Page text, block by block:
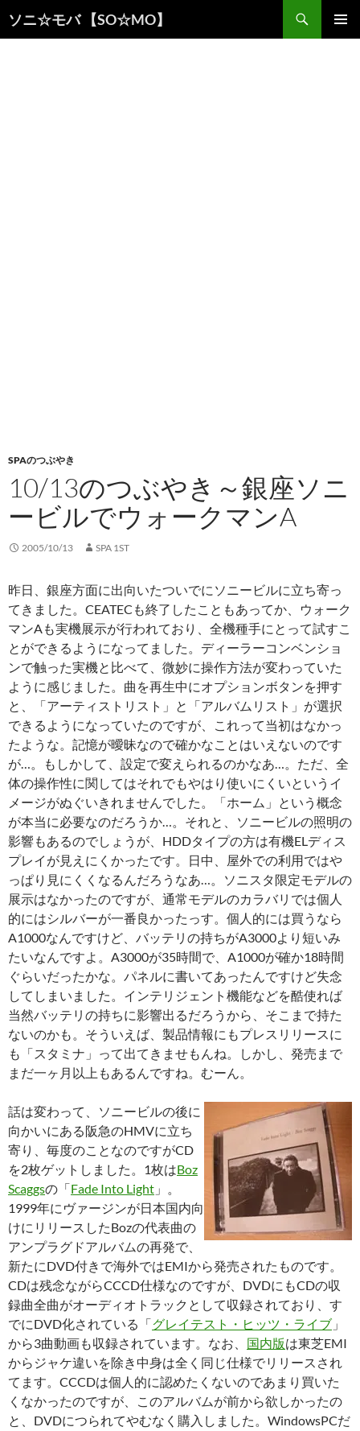
ソニ☆モバ 【SO☆MO】
索
SPAのつぶやき
10/13のつぶやき～銀座ソニ
ービルでウォークマンA
2005/10/13 SPA 1ST
昨日、銀座方面に出向いたついでにソニービルに立ち寄っ
てきました。CEATECも終了したこともあってか、ウォーク
マンAも実機展示が行われており、全機種手にとって試すこ
とができるようになってました。ディーラーコンベンショ
ンで触った実機と比べて、微妙に操作方法が変わっていた
ように感じました。曲を再生中にオプションボタンを押す
と、「アーティストリスト」と「アルバムリスト」が選択
できるようになっていたのですが、これって当初はなかっ
たような。記憶が曖昧なので確かなことはいえないのです
が…。もしかして、設定で変えられるのかなあ…。ただ、全
体の操作性に関してはそれでもやはり使いにくいというイ
メージがぬぐいきれませんでした。「ホーム」という概念
が本当に必要なのだろうか…。それと、ソニービルの照明の
影響もあるのでしょうが、HDDタイプの方は有機ELディス
プレイが見えにくかったです。日中、屋外での利用ではや
っぱり見にくくなるんだろうなあ…。ソニスタ限定モデルの
展示はなかったのですが、通常モデルのカラバリでは個人
的にはシルバーが一番良かったっす。個人的には買うなら
A1000なんですけど、バッテリの持ちがA3000より短いみ
たいなんですよ。A3000が35時間で、A1000が確か18時間
ぐらいだったかな。パネルに書いてあったんですけど失念
してしまいました。インテリジェント機能などを酷使れば
当然バッテリの持ちに影響出るだろうから、そこまで持た
ないのかも。そういえば、製品情報にもプレスリリースに
も「スタミナ」って出てきませもんね。しかし、発売まで
まだ一ヶ月以上もあるんですね。むーん。
話は変わって、ソニービルの後に
向かいにある阪急のHMVに立ち
寄り、毎度のことなのですがCD
を2枚ゲットしました。1枚はBoz
Scaggsの「Fade Into Light 」。
1999年にヴァージンが日本国内向
けにリリースしたBozの代表曲の
アンプラグドアルバムの再発で、
新たにDVD付きで海外ではEMIから発売されたものです。
CDは残念ながらCCCD仕様なのですが、DVDにもCDの収
録曲全曲がオーディオトラックとして収録されており、す
でにDVD化されている「グレイテスト・ヒッツ・ライブ 」
から3曲動画も収録されています。なお、 国内版は東芝EMI
からジャケ違いを除き中身は全く同じ仕様でリリースされ
てます。CCCDは個人的に認めたくないのであまり買いた
くなかったのですが、このアルバムが前から欲しかったの
と、DVDにつられてやむなく購入しました。WindowsPCだ